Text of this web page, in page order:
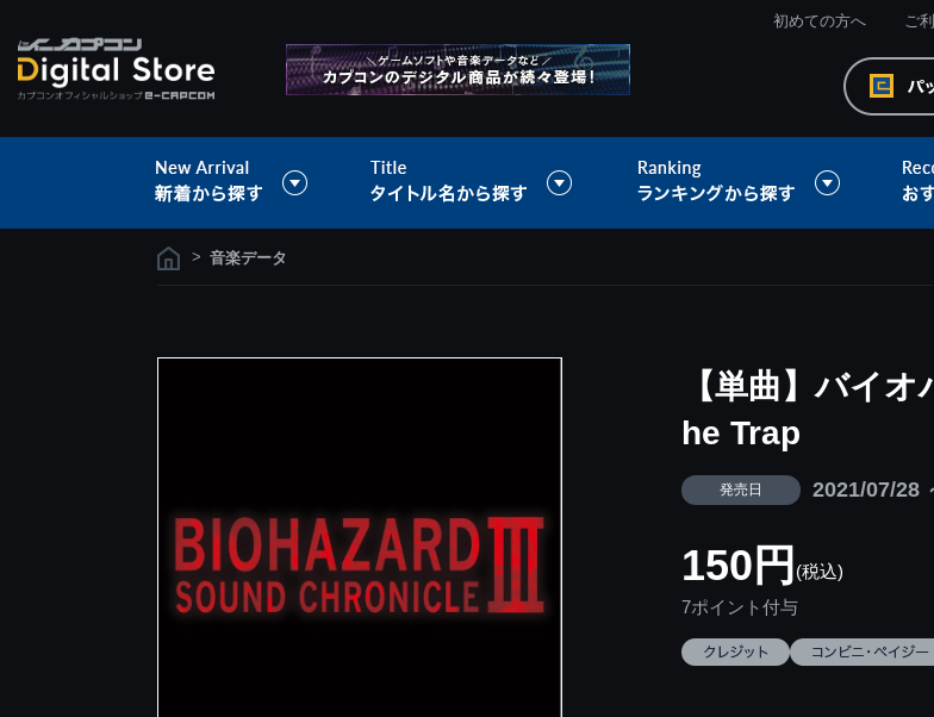
初めての方へ ご
> 音楽データ
【単曲】バイ
he Trap
発売日 2021/07/28
150円 (税込)
7ポイント付与